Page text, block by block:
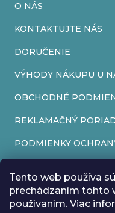
Tento web používa
prechádzaním tohto
používaním. Viac
O NÁS
KONTAKTUJTE NÁS
DORUČENIE
VÝHODY NÁKUPU U
OBCHODNÉ
REKLAMAČNÝ
PODMIENKY
REKLAMAČNÝ